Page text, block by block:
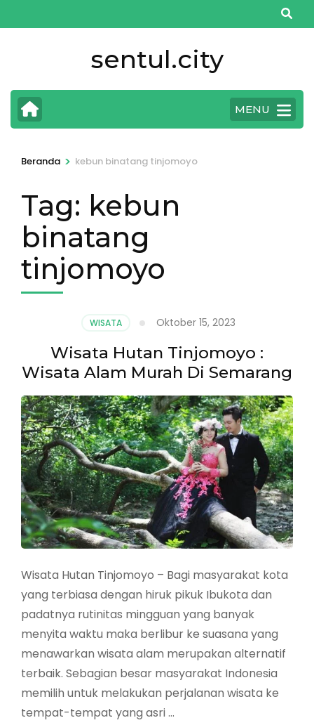
ke
Enter)
sentul.city
MENU
Beranda > kebun binatang tinjomoyo
Tag: kebun
binatang
tinjomoyo
WISATA Oktober 15, 2023
Wisata Hutan Tinjomoyo :
Wisata Alam Murah Di Semarang
Wisata Hutan Tinjomoyo – Bagi masyarakat kota
yang terbiasa dengan hiruk pikuk Ibukota dan
padatnya rutinitas mingguan yang banyak
menyita waktu maka berlibur ke suasana yang
menawarkan wisata alam merupakan alternatif
terbaik. Sebagian besar masyarakat Indonesia
memilih untuk melakukan perjalanan wisata ke
tempat-tempat yang asri …